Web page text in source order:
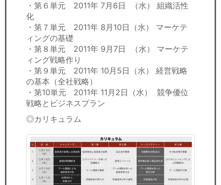
・第６単元 2011年 7月6日 （水） 組織活性
化
・第７単元 2011年 8月10日（水） マーケテ
ィングの基礎
・第８単元 2011年 9月7日 （水） マーケテ
ィング戦略作り
・第９単元 2011年 10月5日（水） 経営戦略
の基本（全社戦略）
・第10単元 2011年 11月2日（水） 競争優位
戦略とビジネスプラン
◎カリキュラム